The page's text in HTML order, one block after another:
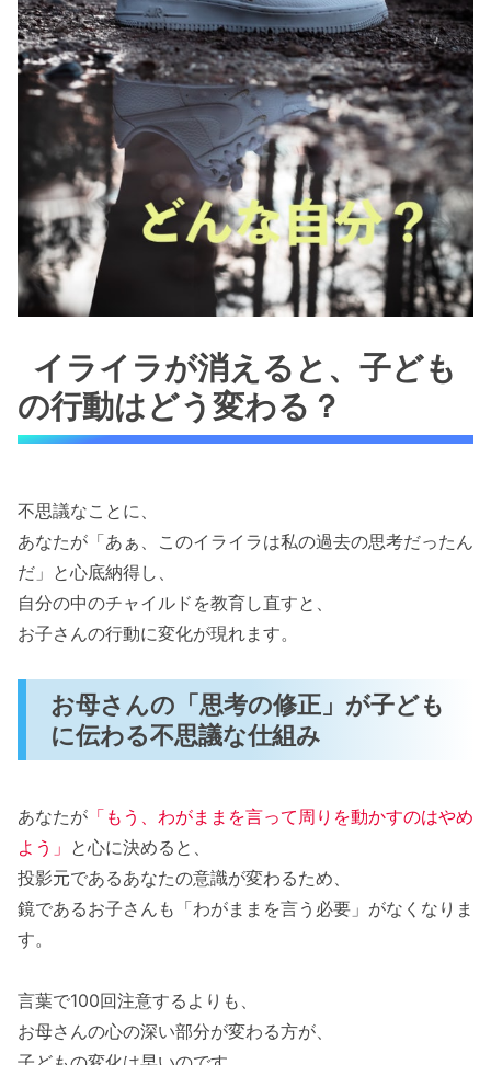
イライラが消えると、子ども
の行動はどう変わる？
不思議なことに、
あなたが「あぁ、このイライラは私の過去の思考だったん
だ」と心底納得し、
自分の中のチャイルドを教育し直すと、
お子さんの行動に変化が現れます。
お母さんの「思考の修正」が子ども
に伝わる不思議な仕組み
あなたが 「もう、わがままを言って周りを動かすのはやめ
よう」 と心に決めると、
投影元であるあなたの意識が変わるため、
鏡であるお子さんも「わがままを言う必要」がなくなりま
す。
言葉で100回注意するよりも、
お母さんの心の深い部分が変わる方が、